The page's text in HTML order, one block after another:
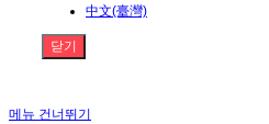
中文(臺灣)
닫기
메뉴 건너뛰기